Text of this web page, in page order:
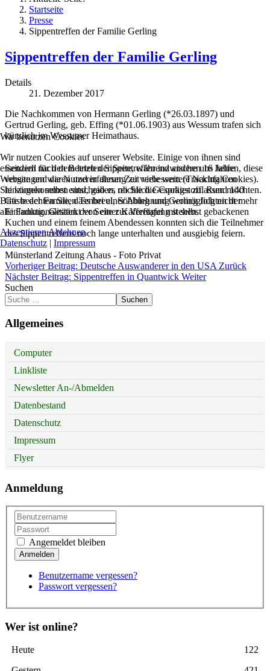
Startseite
Presse
Sippentreffen der Familie Gerling
Sippentreffen der Familie Gerling
Details
21. Dezember 2017
Die Nachkommen von Hermann Gerling (*26.03.1897) und
Gertrud Gerling, geb. Effing (*01.06.1903) aus Wessum trafen sich
kürzlich im Wessumer Heimathaus.
Seitdem nach dem letzten Sippentreffen inzwischen 16 Jahre
vergangen waren und in dieser Zeit viele weitere Nachfahren
hinzugekommen sind, gab es reichlich Gesprägstoff. Rund 140
Gäste der Familien Tenbreul, Söbbing und Gerling folgten der
Einladung. Gestärkt von einer Kaffeetafel mit selbst gebackenen
Kuchen und einem feinem Abendessen konnten sich die Teilnehmer
des Sippentreffens noch lange unterhalten und ausgiebig feiern.
Münsterland Zeitung Ahaus - Foto Privat
Vorheriger Beitrag: Deutsche Auswanderer in den USA Zurück
Nächster Beitrag: Sippentreffen in Quantwick Weiter
Suchen
Suchen
Allgemeines
Computer
Linkliste
Newsletter An-/Abmelden
Datenbestand
Datenschutz
Impressum
Flyer
Anmeldung
Angemeldet bleiben
Benutzername vergessen?
Passwort vergessen?
Wer ist online?
Heute
122
Wir benutzen Cookies
Wir nutzen Cookies auf unserer Website. Einige von ihnen sind
essenziell für den Betrieb der Seite, während andere uns helfen, diese
Website und die Nutzererfahrung zu verbessern (Tracking Cookies).
Sie können selbst entscheiden, ob Sie die Cookies zulassen möchten.
Bitte beachten Sie, dass bei einer Ablehnung womöglich nicht mehr
alle Funktionalitäten der Seite zur Verfügung stehen.
Akzeptieren Ablehnen
Datenschutz | Impressum